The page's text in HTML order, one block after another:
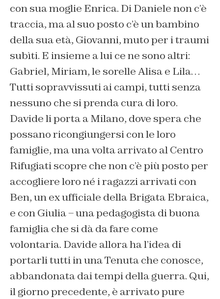
con sua moglie Enrica. Di Daniele non c’è
traccia, ma al suo posto c’è un bambino
della sua età, Giovanni, muto per i traumi
subìti. E insieme a lui ce ne sono altri:
Gabriel, Miriam, le sorelle Alisa e Lila…
Tutti sopravvissuti ai campi, tutti senza
nessuno che si prenda cura di loro.
Davide li porta a Milano, dove spera che
possano ricongiungersi con le loro
famiglie, ma una volta arrivato al Centro
Rifugiati scopre che non c’è più posto per
accogliere loro né i ragazzi arrivati con
Ben, un ex ufficiale della Brigata Ebraica,
e con Giulia – una pedagogista di buona
famiglia che si dà da fare come
volontaria. Davide allora ha l’idea di
portarli tutti in una Tenuta che conosce,
abbandonata dai tempi della guerra. Qui,
il giorno precedente, è arrivato pure